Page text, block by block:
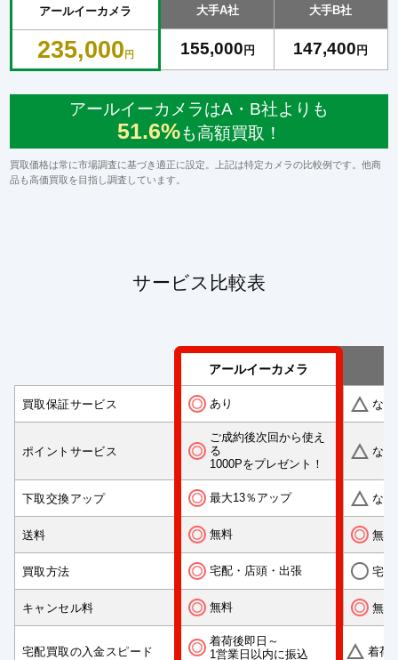
アールイーカメラ
235,000 円
大手A社
155,000円
大手B社
147,400円
アールイーカメラはA・B社よりも
51.6%も高額買取！
買取価格は常に市場調査に基づき適正に設定。上記は特定カメラの比較例です。他商
品も高価買取を目指し調査しています。
サービス比較表
アールイーカメラ
買取保証サービス あり なし
ポイントサービス
ご成約後次回から使え
る
1000Pをプレゼント！
なし
下取交換アップ 最大13％アップ なし
送料 無料 無料
買取方法 宅配・店頭・出張 宅配
キャンセル料 無料 無料
宅配買取の入金スピード
着荷後即日～
1営業日以内に振込
着荷